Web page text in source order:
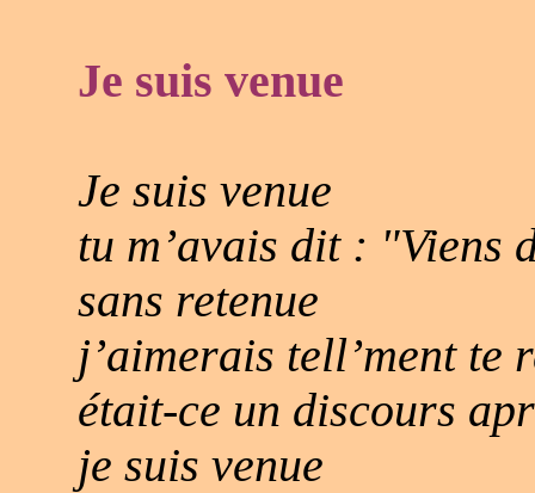
Je suis venue
Je suis venue
tu m’avais dit : "Viens
sans retenue
j’aimerais tell’ment te
était-ce un discours
je suis venue